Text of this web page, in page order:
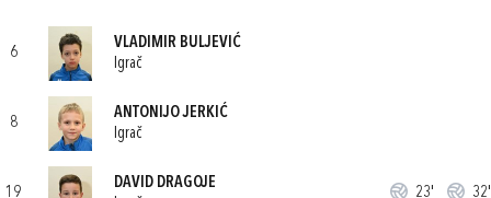
6
VLADIMIR BULJEVIĆ
Igrač
8
ANTONIJO JERKIĆ
Igrač
19
DAVID DRAGOJE
23' 32'